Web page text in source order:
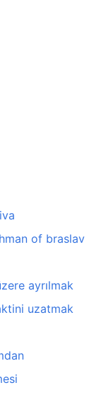
of braslav
ayrılmak
uzatmak